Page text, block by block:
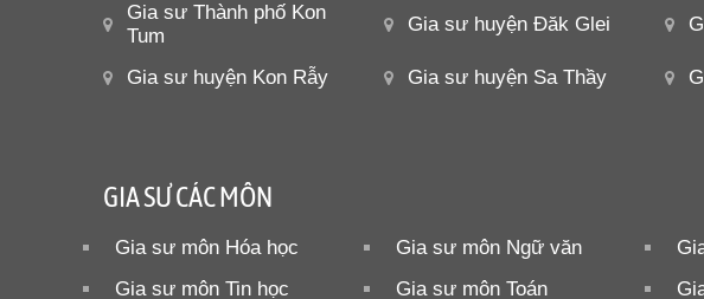
Gia sư Thành phố Kon
Tum
Gia sư huyện Đăk Glei
Gia sư huyện Kon Rẫy Gia sư huyện Sa Thầy
GIA SƯ CÁC MÔN
Gia sư môn Hóa học Gia sư môn Ngữ văn
Gia sư môn Tin học
Gia sư môn Toán